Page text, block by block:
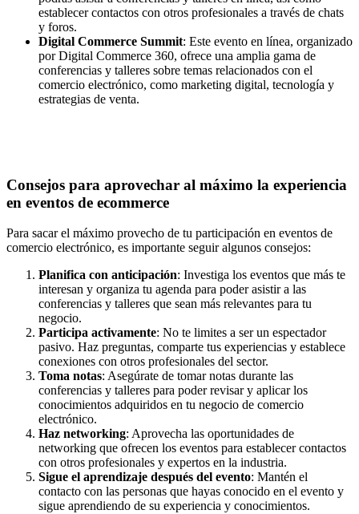
establecer contactos con otros profesionales a través de chats
y foros.
Digital Commerce Summit: Este evento en línea, organizado
por Digital Commerce 360, ofrece una amplia gama de
conferencias y talleres sobre temas relacionados con el
comercio electrónico, como marketing digital, tecnología y
estrategias de venta.
Consejos para aprovechar al máximo la experiencia
en eventos de ecommerce
Para sacar el máximo provecho de tu participación en eventos de
comercio electrónico, es importante seguir algunos consejos:
Planifica con anticipación: Investiga los eventos que más te
interesan y organiza tu agenda para poder asistir a las
conferencias y talleres que sean más relevantes para tu
negocio.
Participa activamente: No te limites a ser un espectador
pasivo. Haz preguntas, comparte tus experiencias y establece
conexiones con otros profesionales del sector.
Toma notas: Asegúrate de tomar notas durante las
conferencias y talleres para poder revisar y aplicar los
conocimientos adquiridos en tu negocio de comercio
electrónico.
Haz networking: Aprovecha las oportunidades de
networking que ofrecen los eventos para establecer contactos
con otros profesionales y expertos en la industria.
Sigue el aprendizaje después del evento: Mantén el
contacto con las personas que hayas conocido en el evento y
sigue aprendiendo de su experiencia y conocimientos.